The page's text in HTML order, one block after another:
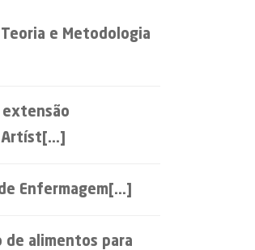
e Metodologia
Artíst[...]
Enfermagem[...]
de alimentos para